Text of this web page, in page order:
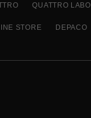
QUATTRO LABO
STORE DEPACO